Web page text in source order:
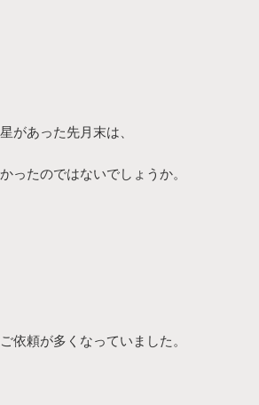
があった先月末は、
ったのではないでしょうか。
依頼が多くなっていました。